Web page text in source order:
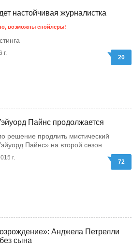
настойчивая журналистка
возможны спойлеры!
г.
20
Пайнс продолжается
решение продлить мистический
Пайнс» на второй сезон
г.
72
Анджела Петрелли
сына